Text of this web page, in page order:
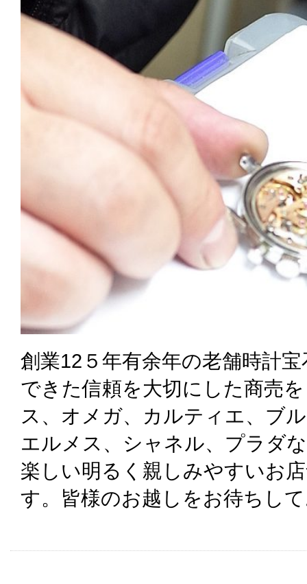
創業12５年有余年の老舗時計
できた信頼を大切にした商売
ス、オメガ、カルティエ、ブ
エルメス、シャネル、プラダ
楽しい明るく親しみやすいお
す。皆様のお越しをお待ちし